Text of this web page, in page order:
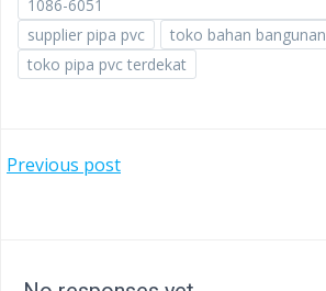
1086-6051
supplier pipa pvc
toko bahan bangunan
toko pipa pvc terdekat
POST
Previous post